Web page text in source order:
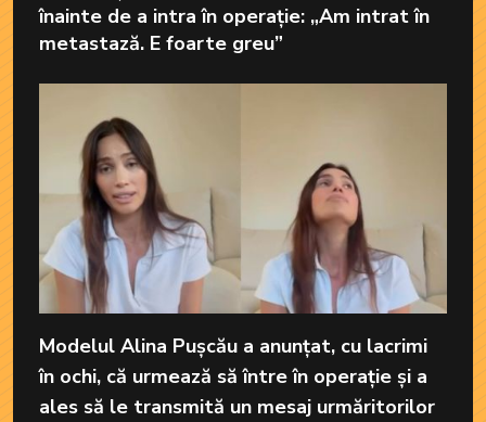
înainte de a intra în operație: „Am intrat în
metastază. E foarte greu”
Modelul Alina Pușcău a anunțat, cu lacrimi
în ochi, că urmează să între în operație și a
ales să le transmită un mesaj urmăritorilor